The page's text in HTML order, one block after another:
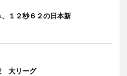
１２秒６２の日本新
大リーグ